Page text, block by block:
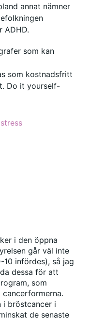
annat nämner
ADHD.
som kan
som kostnadsfritt
Do it yourself-
i den öppna
går väl inte
10 infördes), så jag
dessa för att
som
i bröstcancer i
de senaste